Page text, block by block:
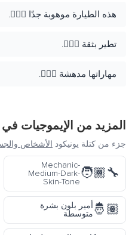
هذه الطيارة موهوبة جدًا 👩🏻‍✈️.
تطير بثقة 👩🏻‍✈️.
مهاراتها مدهشة 👩🏻‍✈️.
المزيد من الإيموجيات في
جزء من كتلة يونيكود الأشخاص
🧑🏾‍🔧
Mechanic-
Medium-Dark-
Skin-Tone
🤴🏽أمير بلون بشرة
متوسطة